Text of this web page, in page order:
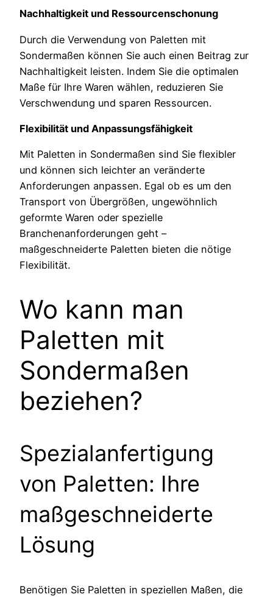
Nachhaltigkeit und Ressourcenschonung
Durch die Verwendung von Paletten mit
Sondermaßen können Sie auch einen Beitrag zur
Nachhaltigkeit leisten. Indem Sie die optimalen
Maße für Ihre Waren wählen, reduzieren Sie
Verschwendung und sparen Ressourcen.
Flexibilität und Anpassungsfähigkeit
Mit Paletten in Sondermaßen sind Sie flexibler
und können sich leichter an veränderte
Anforderungen anpassen. Egal ob es um den
Transport von Übergrößen, ungewöhnlich
geformte Waren oder spezielle
Branchenanforderungen geht –
maßgeschneiderte Paletten bieten die nötige
Flexibilität.
Wo kann man
Paletten mit
Sondermaßen
beziehen?
Spezialanfertigung
von Paletten: Ihre
maßgeschneiderte
Lösung
Benötigen Sie Paletten in speziellen Maßen, die